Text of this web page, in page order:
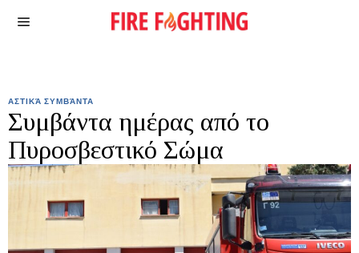
ΑΣΤΙΚΆ ΣΥΜΒΆΝΤΑ
Συμβάντα ημέρας από το
Πυροσβεστικό Σώμα